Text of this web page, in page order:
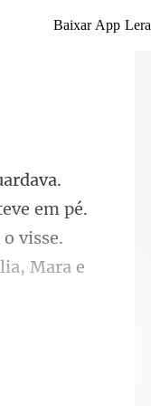
Baixar App Lera
em pé.
visse.